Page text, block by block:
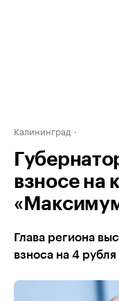
Калининград
взносе на
Глава региона
взноса на 4 рубля